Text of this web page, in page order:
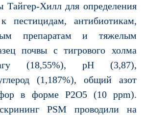
Тайгер-Хилл для определения
к пестицидам, антибиотикам,
препаратам и тяжелым
почвы с тигрового холма
(18,55%), рН (3,87),
(1,187%), общий азот
в форме Р2О5 (10 ppm).
PSM проводили на